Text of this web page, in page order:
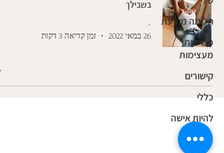
חלימה מודעת
משימות
מעצימות
קישורים
כללי
להיות אישה
בשבילך
-
26 במאי 2022
זמן קריאה 3 דקות
- מלווה גירושין - מטפלת אישית - הורות